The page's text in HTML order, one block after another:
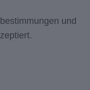
und